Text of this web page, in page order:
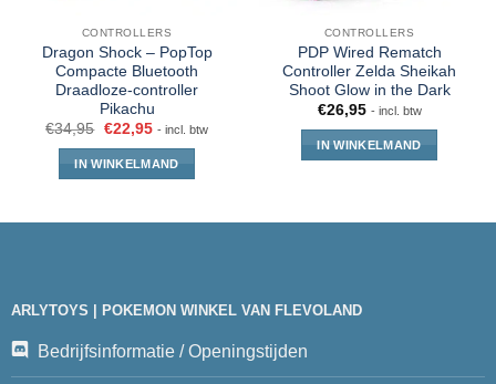
CONTROLLERS
Dragon Shock – PopTop
Compacte Bluetooth
Draadloze-controller
Pikachu
€34,95 €22,95 - incl. btw
IN WINKELMAND
CONTROLLERS
PDP Wired Rematch
Controller Zelda Sheikah
Shoot Glow in the Dark
€26,95 - incl. btw
IN WINKELMAND
ARLYTOYS | POKEMON WINKEL VAN FLEVOLAND
Bedrijfsinformatie / Openingstijden